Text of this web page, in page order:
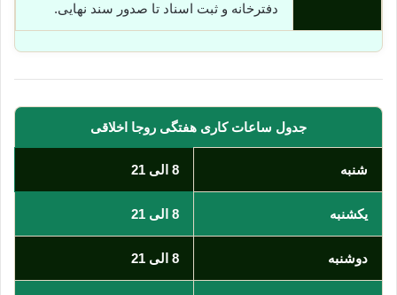
دفترخانه و ثبت اسناد تا صدور سند نهایی.
جدول ساعات کاری هفتگی روجا اخلاقی
شنبه 8 الی 21
یکشنبه 8 الی 21
دوشنبه 8 الی 21